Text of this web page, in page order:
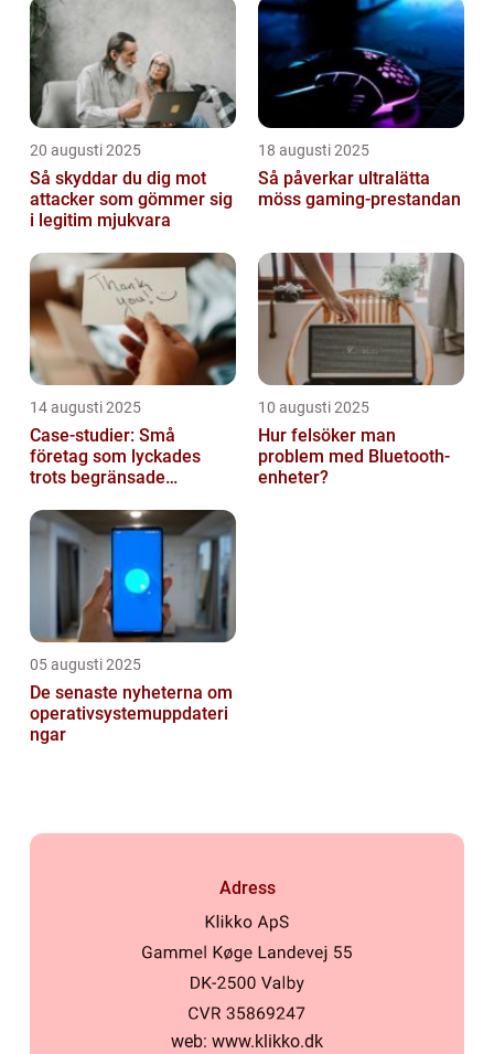
20 augusti 2025
Så skyddar du dig mot
attacker som gömmer sig
i legitim mjukvara
18 augusti 2025
Så påverkar ultralätta
möss gaming-prestandan
14 augusti 2025
Case-studier: Små
företag som lyckades
trots begränsade
10 augusti 2025
Hur felsöker man
problem med Bluetooth-
enheter?
05 augusti 2025
De senaste nyheterna om
operativsystemuppdateri
ngar
Adress
web: www.klikko.dk